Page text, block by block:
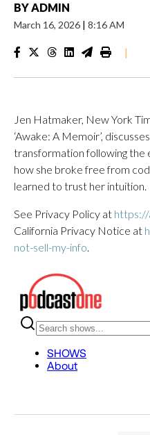
BYADMIN
March 16, 2026 | 8:16 AM
|
Jen Hatmaker, New York
‘Awake: A Memoir’,
transformation following the
how she broke free from
learned to trust her intuition.
See Privacy Policy at
California Privacy Notice at
not-sell-my-info.